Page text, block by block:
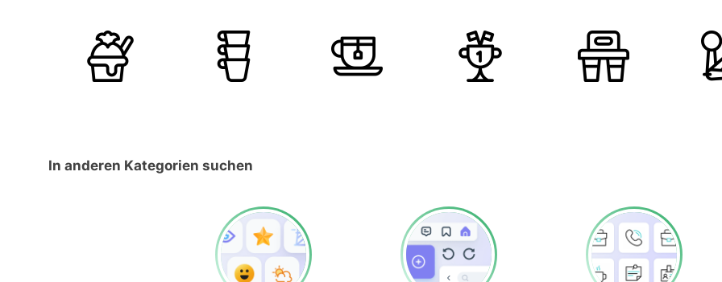
In anderen Kategorien suchen